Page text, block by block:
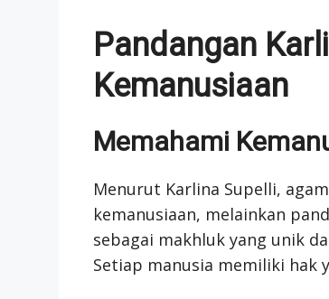
Pandangan
Kemanusiaan
Memahami
Menurut Karlina Supelli,
kemanusiaan, melainkan
sebagai makhluk yang unik
Setiap manusia memiliki hak